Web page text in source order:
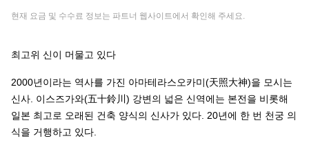
현재 요금 및 수수료 정보는 파트너 웹사이트에서 확인해 주세요.
최고위 신이 머물고 있다
2000년이라는 역사를 가진 아마테라스오카미(天照大神)을 모시는
신사. 이스즈가와(五十鈴川) 강변의 넓은 신역에는 본전을 비롯해
일본 최고로 오래된 건축 양식의 신사가 있다. 20년에 한 번 천궁 의
식을 거행하고 있다.